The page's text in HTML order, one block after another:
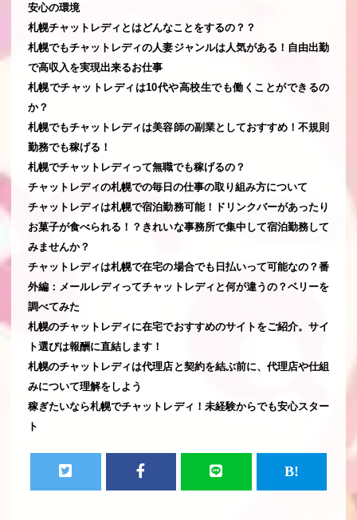
安心の環境
札幌チャットレディとはどんなことをするの？？
札幌でもチャットレディの人妻ジャンルは人気がある！自由出勤
で高収入を実現出来るお仕事
札幌でチャットレディは10代や高校生でも働くことができるの
か？
札幌でもチャットレディは美容師の副業としておすすめ！不規則
勤務でも稼げる！
札幌でチャットレディって無職でも稼げるの？
チャットレディの札幌での毎日の仕事の取り組み方について
チャットレディは札幌で宿泊勤務可能！ドリンクバーがあったり
お菓子が食べられる！？きれいな事務所で集中して宿泊勤務して
みませんか？
チャットレディは札幌で在宅の場合でも日払いって可能なの？番
外編：メールレディってチャットレディと何が違うの？ベリーを
調べてみた
札幌のチャットレディに在宅でおすすめのサイトをご紹介。サイ
ト選びは報酬に直結します！
札幌のチャットレディは代理店と契約を結ぶ前に、代理店や仕組
みについて理解をしよう
稼ぎたいなら札幌でチャットレディ！未経験からでも安心スター
ト